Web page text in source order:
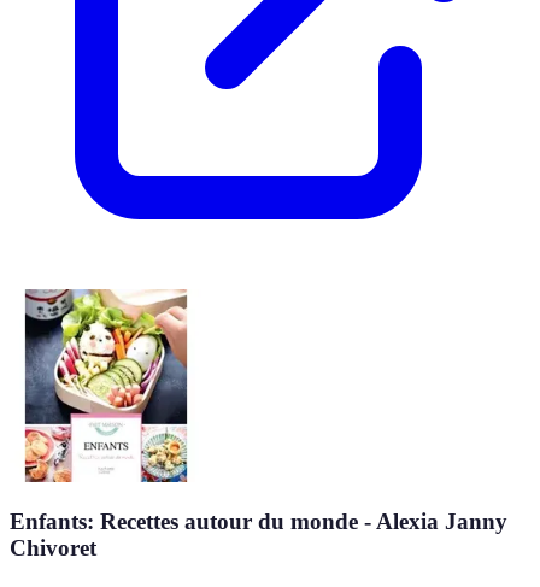
Enfants: Recettes autour du monde - Alexia Janny
Chivoret